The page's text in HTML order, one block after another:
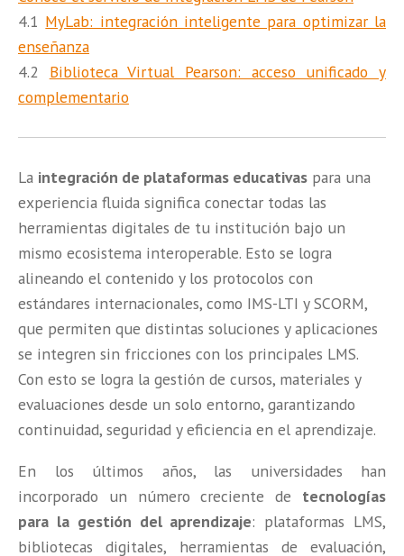
4.1 MyLab: integración inteligente para optimizar la
enseñanza
4.2 Biblioteca Virtual Pearson: acceso unificado y
complementario
La integración de plataformas educativas para una
experiencia fluida significa conectar todas las
herramientas digitales de tu institución bajo un
mismo ecosistema interoperable. Esto se logra
alineando el contenido y los protocolos con
estándares internacionales, como IMS-LTI y SCORM,
que permiten que distintas soluciones y aplicaciones
se integren sin fricciones con los principales LMS.
Con esto se logra la gestión de cursos, materiales y
evaluaciones desde un solo entorno, garantizando
continuidad, seguridad y eficiencia en el aprendizaje.
En los últimos años, las universidades han
incorporado un número creciente de tecnologías
para la gestión del aprendizaje: plataformas LMS,
bibliotecas digitales, herramientas de evaluación,